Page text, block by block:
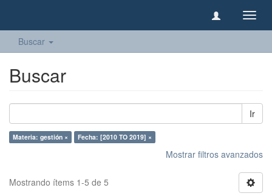
Buscar
Buscar
Ir
Materia: gestión × Fecha: [2010 TO 2019] ×
Mostrar filtros avanzados
Mostrando ítems 1-5 de 5